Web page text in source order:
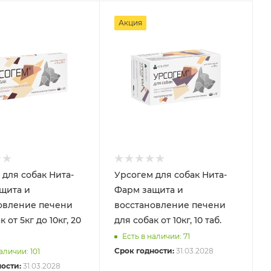
собак Нита-
и
печени
от 5кг до 10кг, 20
101
31.03.2028
Акция
Урсогем для собак Нита-
Фарм защита и
восстановление печени
для собак от 10кг, 10 таб.
Есть в наличии: 71
Срок годности: 31.03.2028